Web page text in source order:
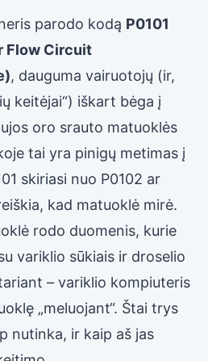
parodo kodą P0101
Flow Circuit
, dauguma vairuotojų (ir,
keitėjai“) iškart bėga į
oro srauto matuoklės
tai yra pinigų metimas į
skiriasi nuo P0102 ar
kad matuoklė mirė.
rodo duomenis, kurie
variklio sūkiais ir droselio
– variklio kompiuteris
„meluojant“. Štai trys
nutinka, ir kaip aš jas